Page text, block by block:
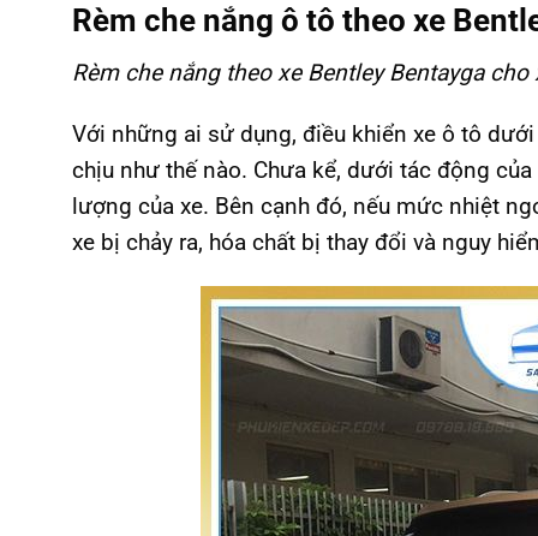
Rèm che nắng ô tô theo xe
Rèm che nắng theo xe Bentley Bentayga
Với những ai sử dụng, điều khiển xe ô tô
chịu như thế nào. Chưa kể, dưới tác động
lượng của xe. Bên cạnh đó, nếu mức nhiệt
xe bị chảy ra, hóa chất bị thay đổi và nguy